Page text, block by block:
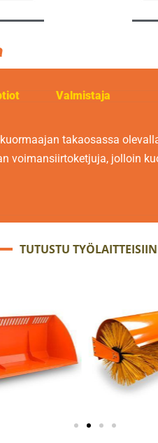
Valmistaja
takaosassa
voimansiirtoketjuja, jolloin
TUTUSTU TYÖLAITTEISIIN